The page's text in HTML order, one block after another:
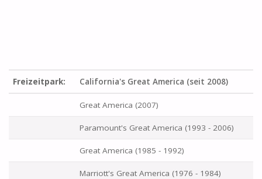
Freizeitpark: California's Great America (seit 2008)
Great America (2007)
Paramount's Great America (1993 - 2006)
Great America (1985 - 1992)
Marriott's Great America (1976 - 1984)